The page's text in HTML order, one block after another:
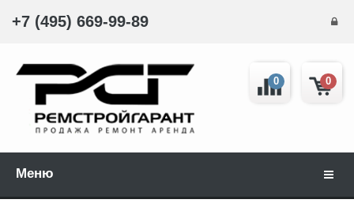
+7 (495) 669-99-89
0
0
Меню